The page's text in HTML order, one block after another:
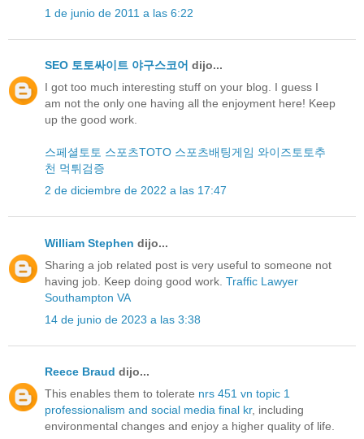
1 de junio de 2011 a las 6:22
SEO 토토싸이트 야구스코어 dijo...
I got too much interesting stuff on your blog. I guess I
am not the only one having all the enjoyment here! Keep
up the good work.
스페셜토토 스포츠TOTO 스포츠배팅게임 와이즈토토추
천 먹튀검증
2 de diciembre de 2022 a las 17:47
William Stephen dijo...
Sharing a job related post is very useful to someone not
having job. Keep doing good work. Traffic Lawyer
Southampton VA
14 de junio de 2023 a las 3:38
Reece Braud dijo...
This enables them to tolerate nrs 451 vn topic 1
professionalism and social media final kr, including
environmental changes and enjoy a higher quality of life.